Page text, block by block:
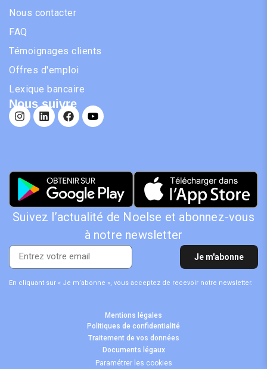
Nous contacter
FAQ
Témoignages clients
Offres d'emploi
Lexique bancaire
Nous suivre
Suivez l’actualité de Noelse et abonnez-vous
à notre newsletter
Je m'abonne
En cliquant sur « Je m’abonne », vous acceptez de recevoir notre newsletter.
Mentions légales
Politiques de confidentialité
Traitement de vos données
Documents légaux
Paramétrer les cookies